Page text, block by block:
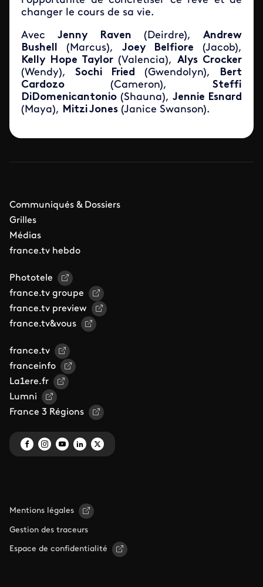
changer le cours de sa vie.
AvecJenny Raven (Deirdre), Andrew
Bushell (Marcus), Joey Belfiore (Jacob),
Kelly Hope Taylor(Valencia),Alys Crocker
(Wendy), Sochi Fried (Gwendolyn),
Bert
Cardozo (Cameron), Steffi
DiDomenicantonio (Shauna), Jennie Esnard
(Maya), Mitzi Jones (Janice Swanson).
Communiqués & Dossiers
Grilles
Médias
france.tv hebdo
Phototele
france.tv groupe
france.tv preview
france.tv&vous
france.tv
franceinfo
La1ere.fr
Lumni
France 3 Régions
Mentions légales
Gestion des traceurs
Espace de confidentialité